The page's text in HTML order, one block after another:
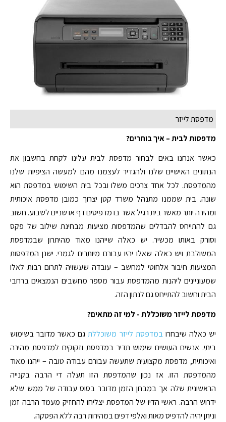
מדפסת לייזר
מדפסות לבית – איך בוחרים?
כאשר אנחנו באים לבחור מדפסת לבית עלינו לקחת בחשבון את
הנתונים האישיים שלנו ולהגדיר לעצמנו מהם למעשה הציפיות שלנו
מהמדפסת. לכל אחד צרכים משלו ובכל בית השימוש במדפסת הוא
שונה. בית שממנו מתנהל משרד קטן יצרוך כמובן מדפסת איכותית
ומהירה יותר מאשר בית רגיל אשר בו מדפיסים דף או שניים לשבוע. חשוב
גם להתייחס להבדלים שהמדפסות מציעות מבחינת שילוב של פקס
וסורק באותו מכשיר. יש כאלה שייהנו מאוד מהיתרון שבמדפסת
המשולבת ויש כאלה שאלו יהיו עבורם מיותרים לגמרי. ישנן המדפסות
המציעות חיבור אלחוטי למחשב – עובדה שעשויה לתרום רבות לאלו
שמעוניינים ליהנות מהמדפסת עבור מספר מחשבים הנמצאים ברחבי
הבית וחשוב להתייחס גם לנתון הזה.
מדפסת לייזר משוכללת - למי זה מתאים?
יש כאלה שיבחרובמדפסת לייזר משוכללתגם כאשר מדובר בשימוש
ביתי. אנשים העושים שימוש תדיר במדפסת וזקוקים למדפסת מהירה
ואיכותית, מדפסת מקצועית שתעשה עבורם עבודה טובה – ייהנו מאוד
מהמדפסת הזו. אז נכון שהמדפסת הזו תעלה די הרבה בקנייה
הראשונית שלה אך במבחן הזמן מדובר בסוס עבודה של ממש שלא
ידרוש הרבה. ראשי הדיו של המדפסת יצליחו להחזיק מעמד הרבה זמן
וניתן יהיה להדפיס מאות ואלפי דפים במהירות רבה ללא הפסקה.